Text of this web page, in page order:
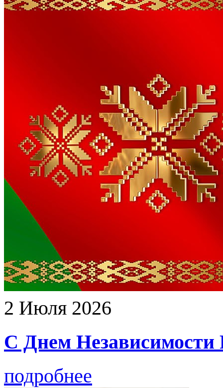
2 Июля 2026
С Днем Независимости
подробнее